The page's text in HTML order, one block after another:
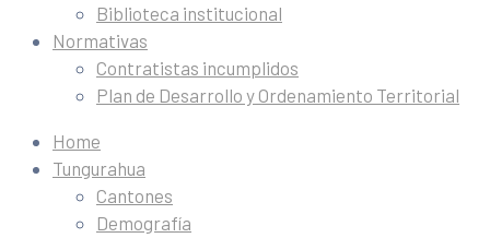
Biblioteca institucional
Normativas
Contratistas incumplidos
Plan de Desarrollo y Ordenamiento Territorial
Home
Tungurahua
Cantones
Demografía